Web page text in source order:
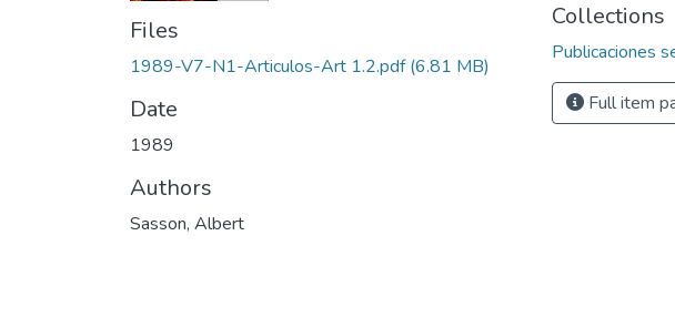
Files
1989-V7-N1-Articulos-Art 1.2.pdf(6.81 MB)
Date
1989
Authors
Sasson, Albert
Collections
Publicaciones
Full item